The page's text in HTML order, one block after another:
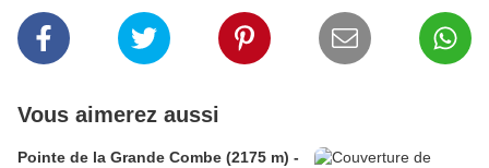
Vous aimerez aussi
Pointe de la Grande Combe (2175 m) -